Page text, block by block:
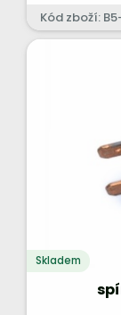
Kód zboží:
Skladem